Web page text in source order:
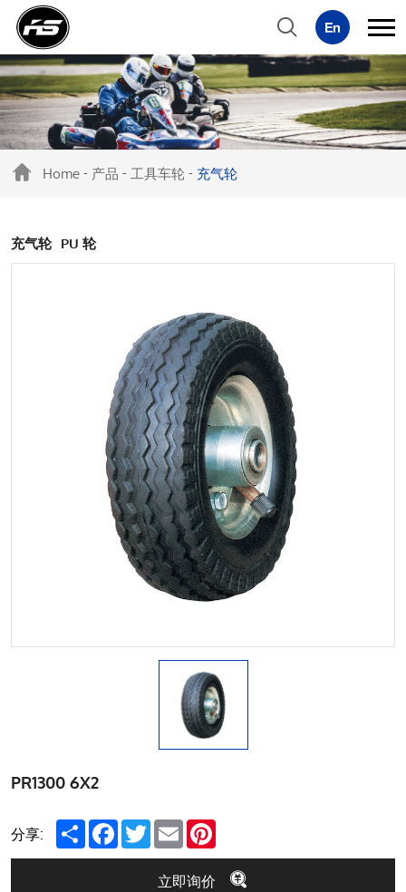
Home - 产品 - 工具车轮 - 充气轮
充气轮 PU 轮
PR1300 6X2
分享: Share FacebookTwitterEmail
立即询价